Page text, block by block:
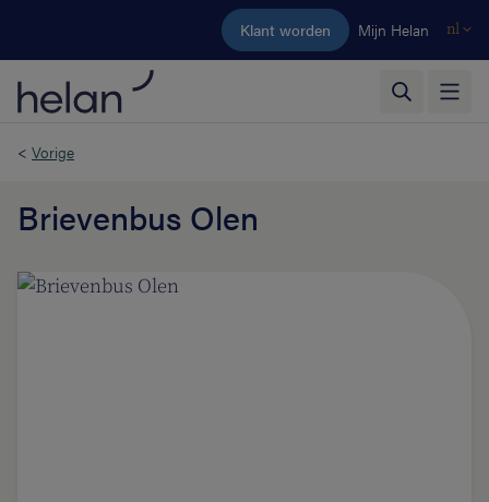
Ga naar de hoofdinhoud
Klant worden Mijn Helan nl
< Vorige
Brievenbus Olen